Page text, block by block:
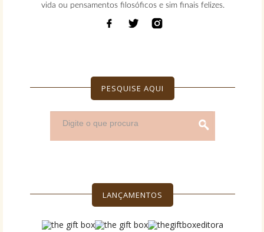
vida ou pensamentos filosóficos e sim finais felizes.
PESQUISE AQUI
LANÇAMENTOS